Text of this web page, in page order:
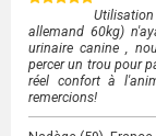
allemand 60kg)
urinaire canine ,
percer un trou pour
réel confort à
remercions!